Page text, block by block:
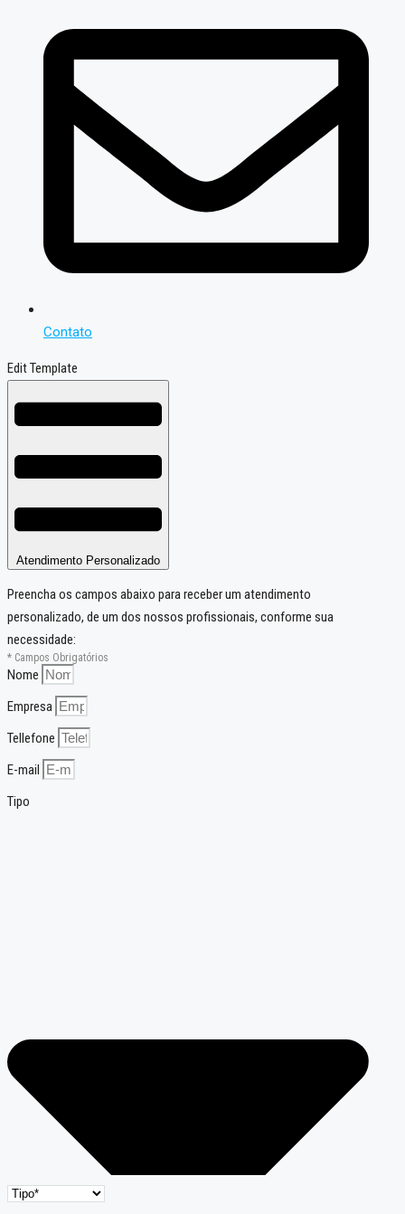
Contato
Edit Template
Atendimento Personalizado
Preencha os campos abaixo para receber um atendimento
personalizado, de um dos nossos profissionais, conforme sua
necessidade:
* Campos Obrigatórios
Nome
Empresa
Tellefone
E-mail
Tipo